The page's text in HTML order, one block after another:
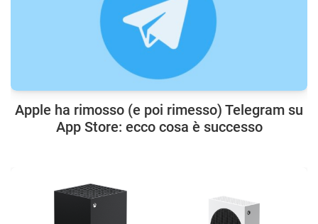
Apple ha rimosso (e poi rimesso) Telegram su
App Store: ecco cosa è successo